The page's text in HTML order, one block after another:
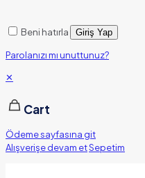
Beni hatırla Giriş Yap
Parolanızı mı unuttunuz?
✕
Cart
Ödeme sayfasına git
Alışverişe devam etSepetim